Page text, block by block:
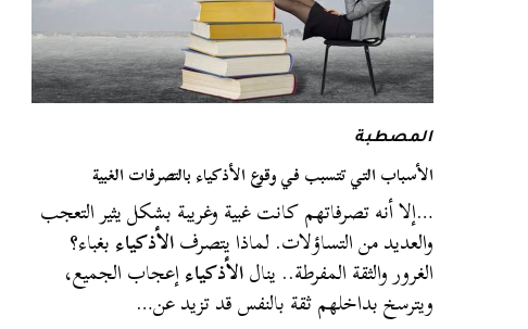
المصطبة
الأسباب التي تتسبب في وقوع الأذكياء بالتصرفات الغبية
…إلا أنه تصرفاتهم كانت غبية وغريبة بشكل يثير التعجب
والعديد من التساؤلات. لماذا يتصرفالأذكياءبغباء؟
الغرور والثقة المفرطة.. ينالالأذكياءإعجاب الجميع،
ويترسخ بداخلهم ثقة بالنفس قد تزيد عن…